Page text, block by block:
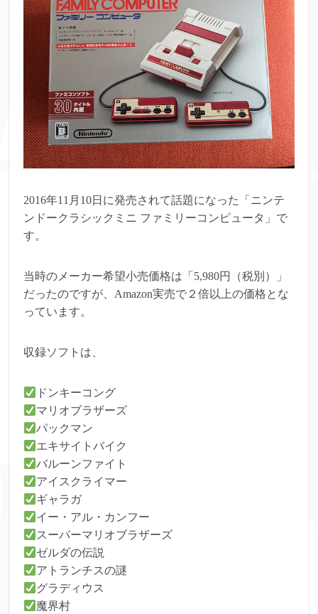
2016年11月10日に発売されて話題になった「ニンテ
ンドークラシックミニ ファミリーコンピュータ」で
す。
当時のメーカー希望小売価格は「5,980円（税別）」
だったのですが、Amazon実売で２倍以上の価格とな
っています。
収録ソフトは、
ドンキーコング
マリオブラザーズ
パックマン
エキサイトバイク
バルーンファイト
アイスクライマー
ギャラガ
イー・アル・カンフー
スーパーマリオブラザーズ
ゼルダの伝説
アトランチスの謎
グラディウス
魔界村